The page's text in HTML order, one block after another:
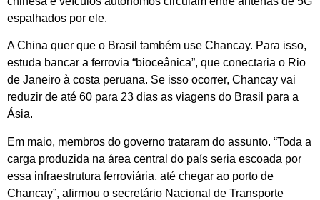
espalhados por ele.
A China quer que o Brasil também use Chancay. Para isso,
estuda bancar a ferrovia “bioceânica”, que conectaria o Rio
de Janeiro à costa peruana. Se isso ocorrer, Chancay vai
reduzir de até 60 para 23 dias as viagens do Brasil para a
Ásia.
Em maio, membros do governo trataram do assunto. “Toda a
carga produzida na área central do país seria escoada por
essa infraestrutura ferroviária, até chegar ao porto de
Chancay”, afirmou o secretário Nacional de Transporte